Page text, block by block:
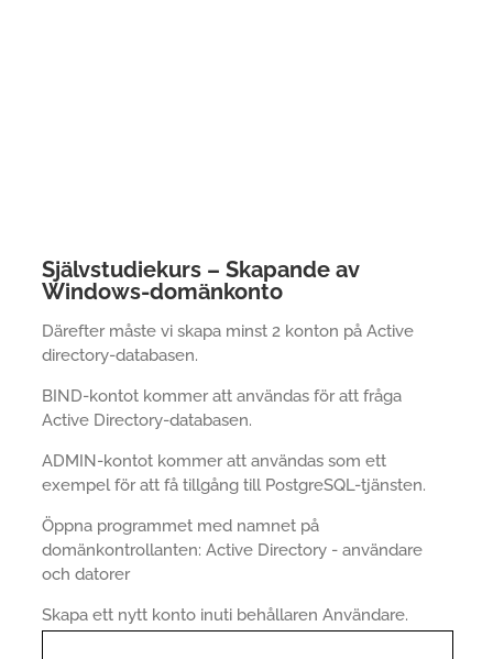
Självstudiekurs – Skapande av
Windows-domänkonto
Därefter måste vi skapa minst 2 konton på Active
directory-databasen.
BIND-kontot kommer att användas för att fråga
Active Directory-databasen.
ADMIN-kontot kommer att användas som ett
exempel för att få tillgång till PostgreSQL-tjänsten.
Öppna programmet med namnet på
domänkontrollanten: Active Directory - användare
och datorer
Skapa ett nytt konto inuti behållaren Användare.